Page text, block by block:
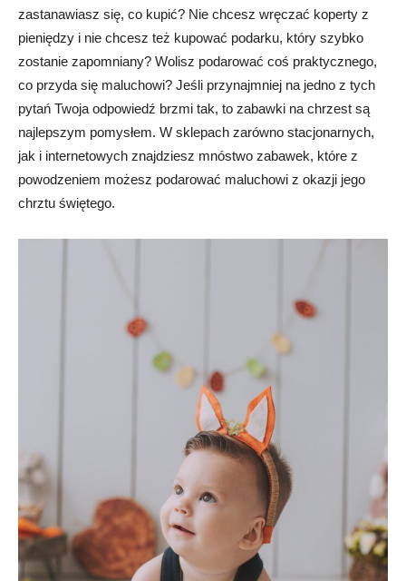
zastanawiasz się, co kupić? Nie chcesz wręczać koperty z
pieniędzy i nie chcesz też kupować podarku, który szybko
zostanie zapomniany? Wolisz podarować coś praktycznego,
co przyda się maluchowi? Jeśli przynajmniej na jedno z tych
pytań Twoja odpowiedź brzmi tak, to zabawki na chrzest są
najlepszym pomysłem. W sklepach zarówno stacjonarnych,
jak i internetowych znajdziesz mnóstwo zabawek, które z
powodzeniem możesz podarować maluchowi z okazji jego
chrztu świętego.